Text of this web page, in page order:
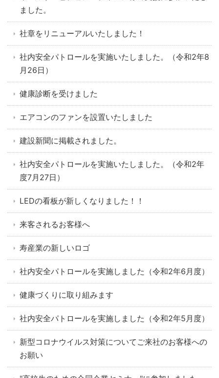
ました。
社章をリニューアルいたしました！
社内安全パトロールを実施いたしました。（令和2年8
月26日）
健康診断を受けました
エアコンのファンを設置いたしました
建設新聞に掲載されました。
社内安全パトロールを実施いたしました。（令和2年
度7月27日）
LEDの看板が新しくなりました！！
来客されるお客様へ
寿産業の新しいロゴ
社内安全パトロールを実施しました（令和2年6月度）
健康づくりに取り組みます
社内安全パトロールを実施しました（令和2年5月度）
新型コロナウイルス対策についてご来社のお客様への
お願い